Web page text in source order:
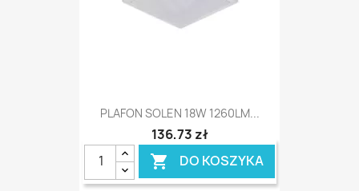
PLAFON SOLEN 18W 1260LM...
136,73 zł
 DO KOSZYKA